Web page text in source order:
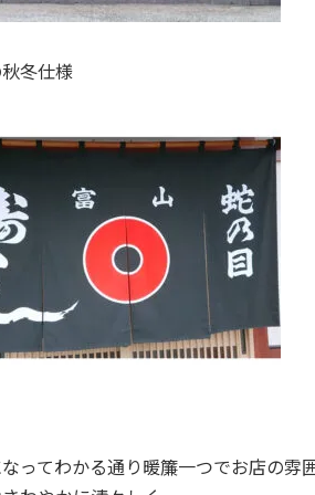
冬仕様
ってわかる通り暖簾一つでお店の雰